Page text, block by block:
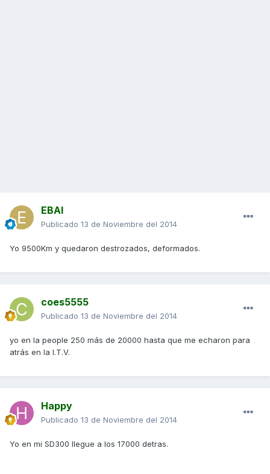
EBAI
Publicado 13 de Noviembre del 2014
Yo 9500Km y quedaron destrozados, deformados.
coes5555
Publicado 13 de Noviembre del 2014
yo en la people 250 más de 20000 hasta que me echaron para
atrás en la I.T.V.
Happy
Publicado 13 de Noviembre del 2014
Yo en mi SD300 llegue a los 17000 detras.